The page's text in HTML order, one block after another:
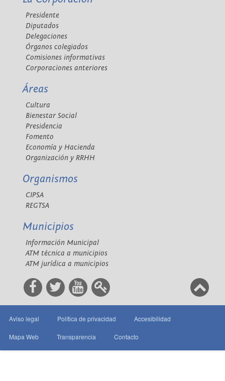
Presidente
Diputados
Delegaciones
Órganos colegiados
Comisiones informativas
Corporaciones anteriores
Áreas
Cultura
Bienestar Social
Presidencia
Fomento
Economía y Hacienda
Organización y RRHH
Organismos
CIPSA
REGTSA
Municipios
Información Municipal
ATM técnica a municipios
ATM jurídica a municipios
Aviso legal Política de privacidad Accesibilidad
Mapa Web Transparencia Contacto